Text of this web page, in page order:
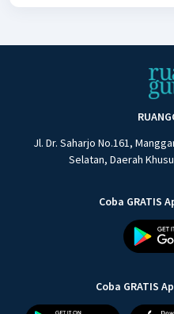
Jl. Dr. Saharjo No.161,
Selatan, Daerah
Coba GRATIS
Coba GRATIS